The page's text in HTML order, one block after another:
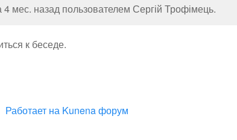
мес. назад пользователем Сергій Трофімець.
к беседе.
Работает на Kunena форум